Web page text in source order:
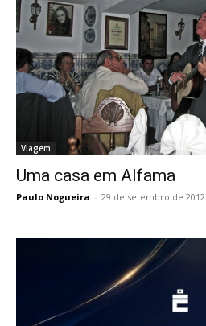
Viagem
Uma casa em Alfama
Paulo Nogueira - 29 de setembro de 2012